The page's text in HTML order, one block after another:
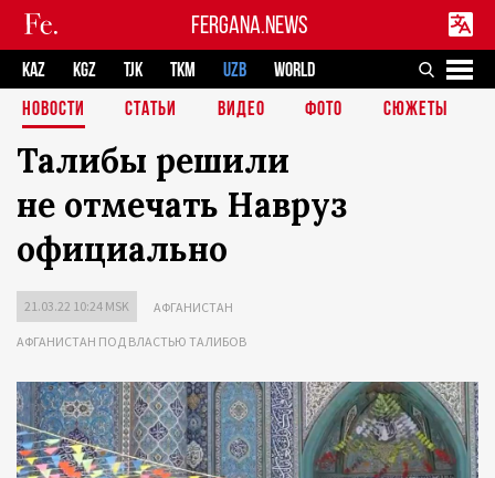
FERGANA.NEWS
KAZ KGZ TJK TKM UZB
WORLD
НОВОСТИ
СТАТЬИ ВИДЕО ФОТО СЮЖЕТЫ
Талибы решили
не отмечать Навруз
официально
21.03.22 10:24 MSK АФГАНИСТАН
АФГАНИСТАН ПОД ВЛАСТЬЮ ТАЛИБОВ